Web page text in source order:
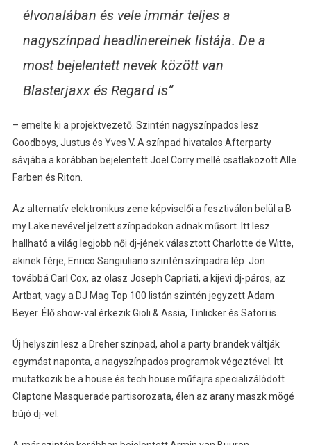
élvonalában és vele immár teljes a
nagyszínpad headlinereinek listája. De a
most bejelentett nevek között van
Blasterjaxx és Regard is”
– emelte ki a projektvezető. Szintén nagyszínpados lesz
Goodboys, Justus és Yves V. A színpad hivatalos Afterparty
sávjába a korábban bejelentett Joel Corry mellé csatlakozott Alle
Farben és Riton.
Az alternatív elektronikus zene képviselői a fesztiválon belül a B
my Lake nevével jelzett színpadokon adnak műsort. Itt lesz
hallható a világ legjobb női dj-jének választott Charlotte de Witte,
akinek férje, Enrico Sangiuliano szintén színpadra lép. Jön
továbbá Carl Cox, az olasz Joseph Capriati, a kijevi dj-páros, az
Artbat, vagy a DJ Mag Top 100 listán szintén jegyzett Adam
Beyer. Élő show-val érkezik Gioli & Assia, Tinlicker és Satori is.
Új helyszín lesz a Dreher színpad, ahol a party brandek váltják
egymást naponta, a nagyszínpados programok végeztével. Itt
mutatkozik be a house és tech house műfajra specializálódott
Claptone Masquerade partisorozata, élen az arany maszk mögé
bújó dj-vel.